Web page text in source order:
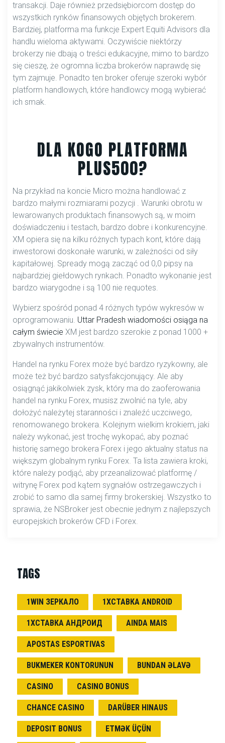
transakcji. Daje również przedsiębiorcom dostęp do
wszystkich rynków finansowych objętych brokerem.
Bardziej, platforma ma funkcje Expert Equiti Advisors dla
handlu wieloma aktywami. Oczywiście niektórzy
brokerzy nie dbają o treści edukacyjne, mimo to bardzo
się cieszę, że ogromna liczba brokerów naprawdę się
tym zajmuje. Ponadto ten broker oferuje szeroki wybór
platform handlowych, które handlowcy mogą wybierać
ich smak.
DLA KOGO PLATFORMA
PLUS500?
Na przykład na koncie Micro można handlować z
bardzo małymi rozmiarami pozycji . Warunki obrotu w
lewarowanych produktach finansowych są, w moim
doświadczeniu i testach, bardzo dobre i konkurencyjne.
XM opiera się na kilku różnych typach kont, które dają
inwestorowi doskonałe warunki, w zależności od siły
kapitałowej. Spready mogą zacząć od 0,0 pipsy na
najbardziej giełdowych rynkach. Ponadto wykonanie jest
bardzo wiarygodne i są 100 nie requotes.
Wybierz spośród ponad 4 różnych typów wykresów w
oprogramowaniu. Uttar Pradesh wiadomości osiąga na
całym świecie XM jest bardzo szerokie z ponad 1000 +
zbywalnych instrumentów.
Handel na rynku Forex może być bardzo ryzykowny, ale
może też być bardzo satysfakcjonujący. Ale aby
osiągnąć jakikolwiek zysk, który ma do zaoferowania
handel na rynku Forex, musisz zwolnić na tyle, aby
dołożyć należytej staranności i znaleźć uczciwego,
renomowanego brokera. Kolejnym wielkim krokiem, jaki
należy wykonać, jest trochę wykopać, aby poznać
historię samego brokera Forex i jego aktualny status na
większym globalnym rynku Forex. Ta lista zawiera kroki,
które należy podjąć, aby przeanalizować platformę /
witrynę Forex pod kątem sygnałów ostrzegawczych i
zrobić to samo dla samej firmy brokerskiej. Wszystko to
sprawia, że NSBroker jest obecnie jednym z najlepszych
europejskich brokerów CFD i Forex.
TAGS
1WIN ЗЕРКАЛО 1ХСТАВКА ANDROID
1ХСТАВКА АНДРОИД AINDA MAIS
APOSTAS ESPORTIVAS
BUKMEKER KONTORUNUN BUNDAN ƏLAVƏ
CASINO CASINO BONUS
CHANCE CASINO DARÜBER HINAUS
DEPOSIT BONUS ETMƏK ÜÇÜN